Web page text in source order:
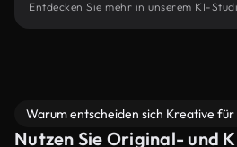
Entdecken Sie mehr in unserem KI-
Warum entscheiden sich Kreative
Nutzen Sie Original- und